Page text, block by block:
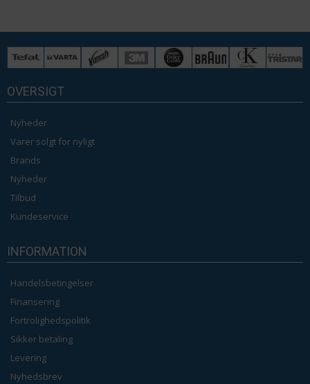
OVERSIGT
Nyheder
Varer solgt for nyligt
Brands
Nyheder
Tilbud
Kundeservice
INFORMATION
Handelsbetingelser
Finansering
Fortrolighedspolitik
Sikker betaling
Levering
Nyhedsbrev